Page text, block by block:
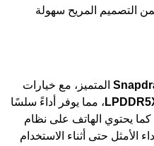
التصميم المريح سهولة
المتميز، مع خيارات
، مما يوفر أداءً سلسًا
يحتوي الهاتف على نظام
الأمثل حتى أثناء الاستخدام